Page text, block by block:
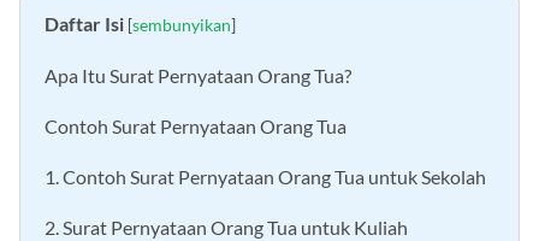
Daftar Isi [sembunyikan]
Apa Itu Surat Pernyataan Orang Tua?
Contoh Surat Pernyataan Orang Tua
1. Contoh Surat Pernyataan Orang Tua untuk Sekolah
2. Surat Pernyataan Orang Tua untuk Kuliah